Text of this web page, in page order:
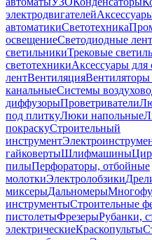
электродвигателей
автоматикиСветотехника
освещениеСветодиодные
светильникиТрековые
светотехникиАксессуары для
лентВентиляция
канальныеСистемы
диффузорыПроветриватели
под плиткуЛюки напольные
покраскуСтроительный
инструмент
гайковертыШлифмашины
пилыПерфораторы, отбойные
молоткиЭлектролобзики
миксерыДальномеры
инструментыСтроительные
пистолетыФрезерыРубанки,
электрическиеКраскопульты